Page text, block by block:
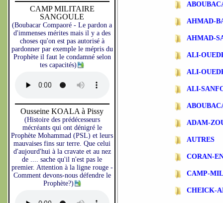
CAMP MILITAIRE
SANGOULE
(Boubacar Compaoré - Le pardon a
d'immenses mérites mais il y a des
choses qu'on est pas autorisé à
pardonner par exemple le mépris du
Prophète il faut le condamné selon
tes capacités)
Ousseine KOALA à Pissy
(Histoire des prédécesseurs
mécréants qui ont dénigré le
Prophète Mohammad (PSL) et leurs
mauvaises fins sur terre. Que celui
d'aujourd'hui à la cravate et au nez
de .... sache qu'il n'est pas le
premier. Attention à la ligne rouge -
Comment devons-nous défendre le
Prophète?)
AHMAD-
AHMAD-
ALI-
ALI-
ALI-
ADAM-
AUTRES
CORAN-
CAMP-
CHEICK-